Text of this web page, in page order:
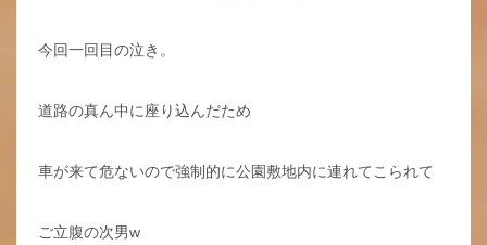
今回一回目の泣き。
道路の真ん中に座り込んだため
車が来て危ないので強制的に公園敷地内に連れてこられて
ご立腹の次男w